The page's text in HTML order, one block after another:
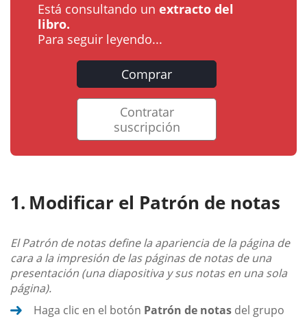
Está consultando un extracto del
libro.
Para seguir leyendo...
Comprar
Contratar
suscripción
Modificar el Patrón de notas
El Patrón de notas define la apariencia de la página de
cara a la impresión de las páginas de notas de una
presentación (una diapositiva y sus notas en una sola
página).
Haga clic en el botón Patrón de notas del grupo